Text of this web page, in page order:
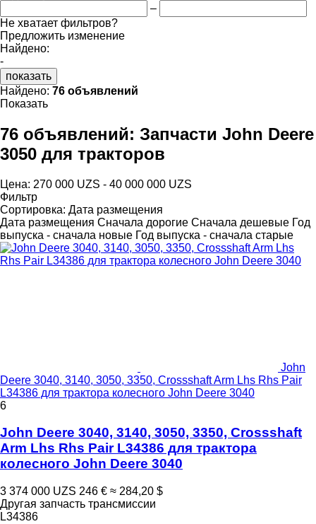
–
Не хватает фильтров?
Предложить изменение
Найдено:
-
показать
Найдено: 76 объявлений
Показать
76 объявлений: Запчасти John Deere
3050 для тракторов
Цена: 270 000 UZS - 40 000 000 UZS
Фильтр
Сортировка: Дата размещения
Дата размещения Сначала дорогие Сначала дешевые Год
выпуска - сначала новые Год выпуска - сначала старые
John
Deere 3040, 3140, 3050, 3350, Crossshaft Arm Lhs Rhs Pair
L34386 для трактора колесного John Deere 3040
6
John Deere 3040, 3140, 3050, 3350, Crossshaft
Arm Lhs Rhs Pair L34386 для трактора
колесного John Deere 3040
3 374 000 UZS 246 € ≈ 284,20 $
Другая запчасть трансмиссии
L34386